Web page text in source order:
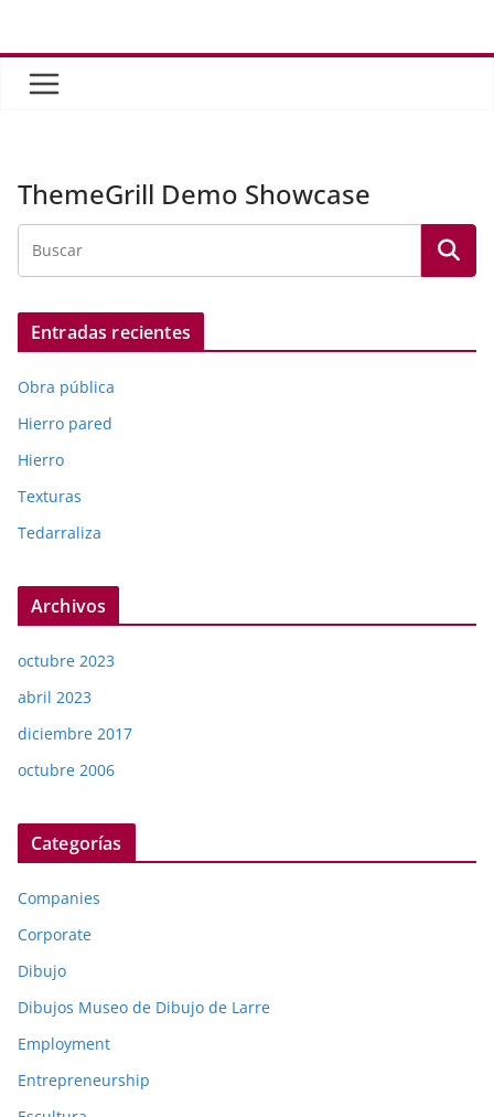
contenido
ThemeGrill Demo Showcase
Entradas recientes
Obra pública
Hierro pared
Hierro
Texturas
Tedarraliza
Archivos
octubre 2023
abril 2023
diciembre 2017
octubre 2006
Categorías
Companies
Corporate
Dibujo
Dibujos Museo de Dibujo de Larre
Employment
Entrepreneurship